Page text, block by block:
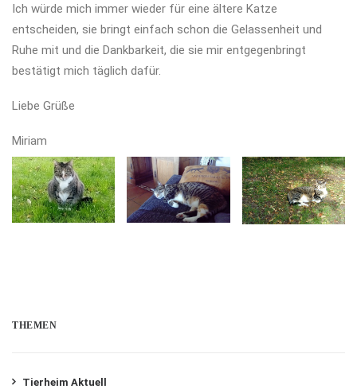
Ich würde mich immer wieder für eine ältere Katze
entscheiden, sie bringt einfach schon die Gelassenheit und
Ruhe mit und die Dankbarkeit, die sie mir entgegenbringt
bestätigt mich täglich dafür.
Liebe Grüße
Miriam
THEMEN
Tierheim Aktuell